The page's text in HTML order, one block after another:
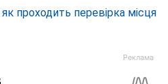
як проходить перевірка місця